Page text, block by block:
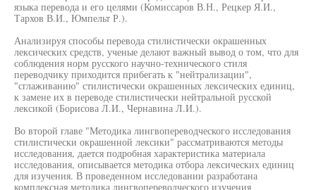
языка перевода и его целями (Комиссаров В.Н., Рецкер Я.И.,
Тархов В.И., Юмпельт Р.).
Анализируя способы перевода стилистически окрашенных
лексических средств, ученые делают важный вывод о том, что для
соблюдения норм русского научно-технического стиля
переводчику приходится прибегать к "нейтрализации",
"сглаживанию" стилистически окрашенных лексических единиц,
к замене их в переводе стилистически нейтральной русской
лексикой (Борисова Л.И., Чернавина Л.И.).
Во второй главе "Методика лингвопереводческого исследования
стилистически окрашенной лексики" рассматриваются методы
исследования, дается подробная характеристика материала
исследования, описывается методика отбора лексических единиц
для изучения. В проведенном исследовании разработана
комплексная методика лингвопереводческого изучения